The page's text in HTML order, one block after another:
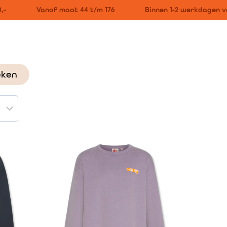
Vanaf maat 44 t/m 176 Binnen 1-2 werkdagen